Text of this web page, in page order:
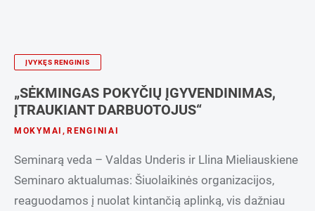
ĮVYKĘS RENGINIS
„SĖKMINGAS POKYČIŲ ĮGYVENDINIMAS,
ĮTRAUKIANT DARBUOTOJUS“
MOKYMAI , RENGINIAI
Seminarą veda – Valdas Underis ir Llina Mieliauskiene
Seminaro aktualumas: Šiuolaikinės organizacijos,
reaguodamos į nuolat kintančią aplinką, vis dažniau